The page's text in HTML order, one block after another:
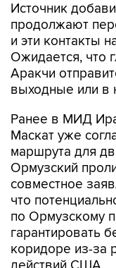
Источник
продолжают
и эти контакты
Ожидается, что
Аракчи
выходные или в
Ранее в МИД
Маскат уже
маршрута для
Ормузский
совместное
что
по Ормузскому
гарантировать
коридоре из-за